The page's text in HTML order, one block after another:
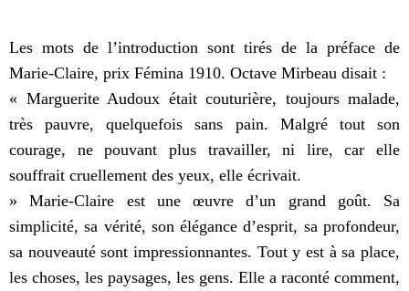
Les mots de l’introduction sont tirés de la préface de
Marie-Claire, prix Fémina 1910. Octave Mirbeau disait :
« Marguerite Audoux était couturière, toujours malade,
très pauvre, quelquefois sans pain. Malgré tout son
courage, ne pouvant plus travailler, ni lire, car elle
souffrait cruellement des yeux, elle écrivait.
» Marie-Claire est une œuvre d’un grand goût. Sa
simplicité, sa vérité, son élégance d’esprit, sa profondeur,
sa nouveauté sont impressionnantes. Tout y est à sa place,
les choses, les paysages, les gens. Elle a raconté comment,